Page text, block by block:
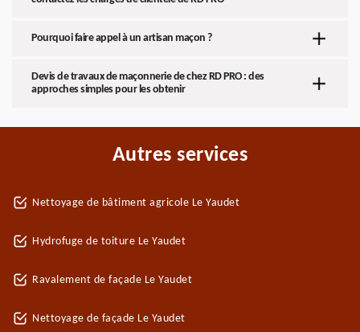
Pourquoi faire appel à un artisan maçon ?
Devis de travaux de maçonnerie de chez RD PRO : des
approches simples pour les obtenir
Autres services
Nettoyage de bâtiment agricole Le Yaudet
Hydrofuge de toiture Le Yaudet
Ravalement de façade Le Yaudet
Nettoyage de façade Le Yaudet